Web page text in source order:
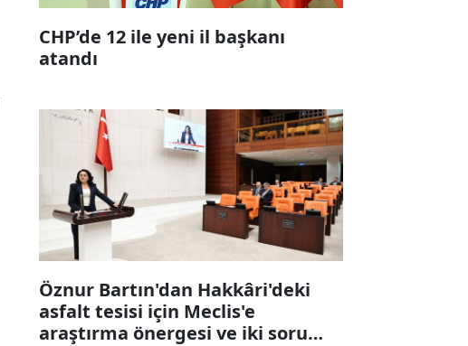
CHP’de 12 ile yeni il başkanı
atandı
Öznur Bartın'dan Hakkâri'deki
asfalt tesisi için Meclis'e
araştırma önergesi ve iki soru